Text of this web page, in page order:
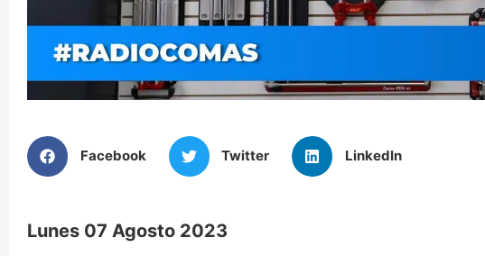
Facebook Twitter LinkedIn
Lunes 07 Agosto 2023